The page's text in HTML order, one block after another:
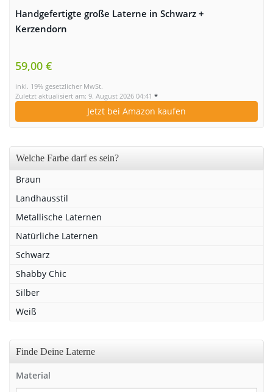
Handgefertigte große Laterne in Schwarz +
Kerzendorn
59,00 €
inkl. 19% gesetzlicher MwSt.
Zuletzt aktualisiert am: 9. August 2026 04:41 *
Jetzt bei Amazon kaufen
Welche Farbe darf es sein?
Braun
Landhausstil
Metallische Laternen
Natürliche Laternen
Schwarz
Shabby Chic
Silber
Weiß
Finde Deine Laterne
Material